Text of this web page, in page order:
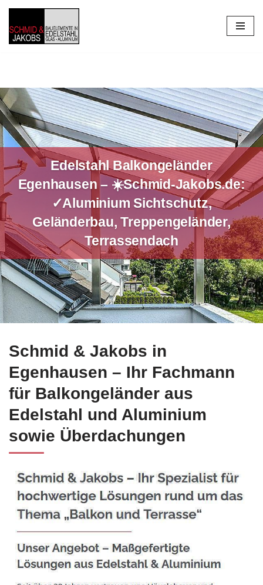
Zum
Inhalt
Edelstahl Balkongeländer
Egenhausen – ☀️Schmid-Jakobs.de:
✓Aluminium Sichtschutz,
Geländerbau, Treppengeländer,
Terrassendach
Jetzt Edelstahl Balkongeländer für Egenhausen entdecken
Schmid & Jakobs in
Egenhausen – Ihr Fachmann
für Balkongeländer aus
Edelstahl und Aluminium
sowie Überdachungen